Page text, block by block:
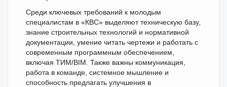
Среди ключевых требований к молодым
специалистам в «КВС» выделяют техническую базу,
знание строительных технологий и нормативной
документации, умение читать чертежи и работать с
современным программным обеспечением,
включая ТИМ/BIM. Также важны коммуникация,
работа в команде, системное мышление и
способность предлагать улучшения в